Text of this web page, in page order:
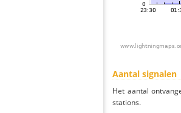
Aantal signalen
Het aantal
stations.